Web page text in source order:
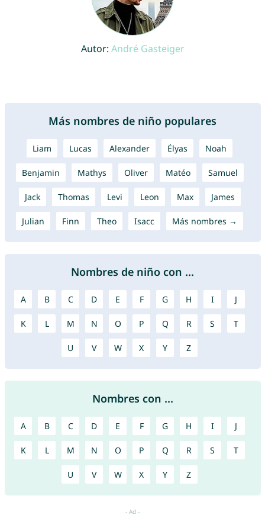
Autor: André Gasteiger
Más nombres de niño populares
Liam Lucas Alexander Élyas Noah
Benjamin Mathys Oliver Matéo Samuel
Jack Thomas Levi Leon Max James
Julian Finn Theo Isacc Más nombres →
Nombres de niño con ...
A B C D E F G H I J
K L M N O P Q R S T
U V W X Y Z
Nombres con ...
A B C D E F G H I J
K L M N O P Q R S T
U V W X Y Z